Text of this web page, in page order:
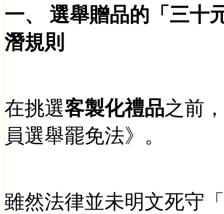
一、
選舉贈品的「三十
潛規則
在挑選客製化禮品之前
員選舉罷免法》。
雖然法律並未明文死守「